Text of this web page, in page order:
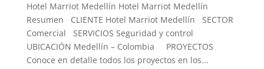
Hotel Marriot Medellín Hotel Marriot Medellín
Resumen CLIENTE Hotel Marriot Medellín SECTOR
Comercial SERVICIOS Seguridad y control
UBICACIÓN Medellín – Colombia PROYECTOS
Conoce en detalle todos los proyectos en los...